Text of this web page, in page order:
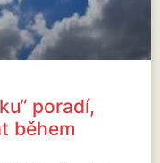
poradí,
během